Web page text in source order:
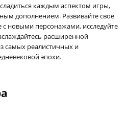
каждым аспектом игры,
дополнением. Развивайте своё
с новыми персонажами, исследуйте
расширенной
самых реалистичных и
эпохи.